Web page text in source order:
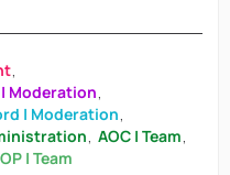
Moderation
| Moderation
AOC | Team
| Team